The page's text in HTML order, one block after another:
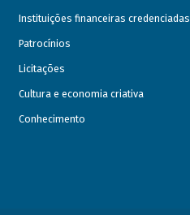
Instituições financeiras credenciadas
Patrocínios
Licitações
Cultura e economia criativa
Conhecimento